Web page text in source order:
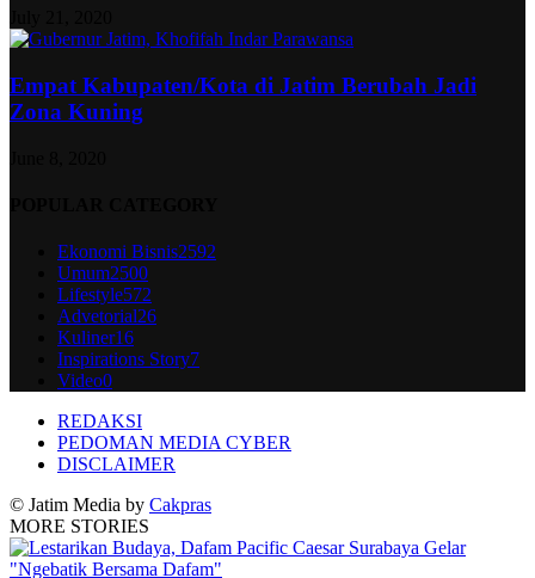
Empat Kabupaten/Kota di Jatim Berubah Jadi
Zona Kuning
Ekonomi Bisnis2592
Umum2500
Lifestyle572
Advetorial26
Kuliner16
Inspirations Story7
Video0
REDAKSI
PEDOMAN MEDIA CYBER
DISCLAIMER
© Jatim Media by Cakpras
MORE STORIES